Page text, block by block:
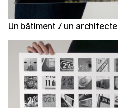
Un bâtiment / un architecte